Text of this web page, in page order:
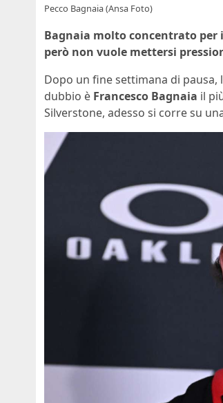
Pecco Bagnaia (Ansa Foto)
Bagnaia molto concentrato per
però non vuole mettersi
Dopo un fine settimana di
dubbio è Francesco Bagnaia il
Silverstone, adesso si corre su